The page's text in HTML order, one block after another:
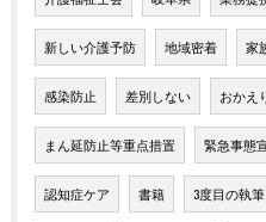
新しい介護予防 地域密着 家
感染防止 差別しない おかえ
まん延防止等重点措置 緊急事態
認知症ケア 書籍 3度目の執筆